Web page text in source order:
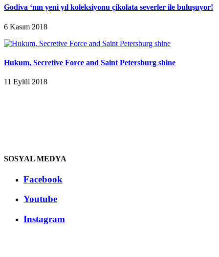
Godiva ‘nın yeni yıl koleksiyonu çikolata severler ile buluşuyor!
6 Kasım 2018
Hukum, Secretive Force and Saint Petersburg shine
11 Eylül 2018
SOSYAL MEDYA
Facebook
Youtube
Instagram